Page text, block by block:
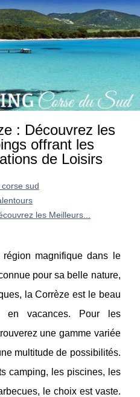
: Découvrez les
offrant les
de Loisirs
sud
les Meilleurs...
magnifique dans le
pour sa belle nature,
la Corrèze est le beau
en vacances. Pour les
une gamme variée
multitude de possibilités.
camping, les piscines, les
le choix est vaste.